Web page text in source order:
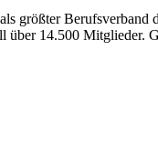
größter Berufsverband
über 14.500 Mitglieder.